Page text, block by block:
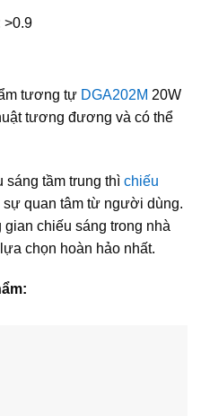
>0.9
tương tự DGA202M 20W
tương đương và có thể
sáng tầm trung thì chiếu
quan tâm từ người dùng.
chiếu sáng trong nhà
chọn hoàn hảo nhất.